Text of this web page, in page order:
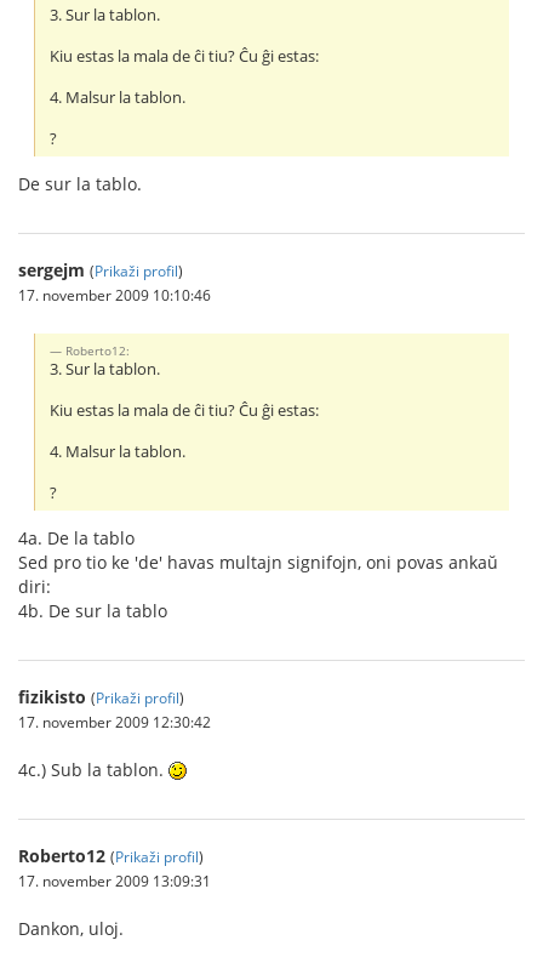
3. Sur la tablon.
Kiu estas la mala de ĉi tiu? Ĉu ĝi estas:
4. Malsur la tablon.
?
De sur la tablo.
sergejm (Prikaži profil)
17. november 2009 10:10:46
Roberto12:
3. Sur la tablon.
Kiu estas la mala de ĉi tiu? Ĉu ĝi estas:
4. Malsur la tablon.
?
4a. De la tablo
Sed pro tio ke 'de' havas multajn signifojn, oni povas ankaŭ
diri:
4b. De sur la tablo
fizikisto (Prikaži profil)
17. november 2009 12:30:42
4c.) Sub la tablon.
Roberto12 (Prikaži profil)
17. november 2009 13:09:31
Dankon, uloj.